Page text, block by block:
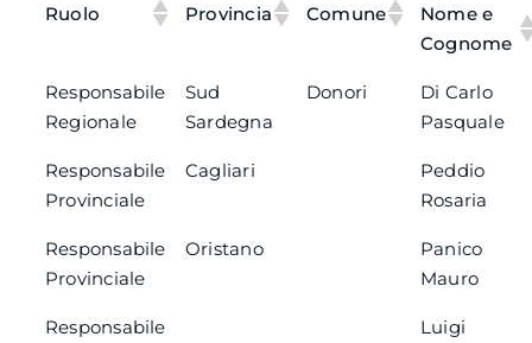
Ruolo Provincia Comune
Nome e
Cognome
Responsabile
Regionale
Sud
Sardegna
Donori
Di Carlo
Pasquale
Responsabile
Provinciale
Cagliari
Peddio
Rosaria
Responsabile
Provinciale
Oristano
Panico
Mauro
Responsabile
Luigi